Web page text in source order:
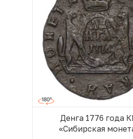
Денга 1776 года
«Сибирская